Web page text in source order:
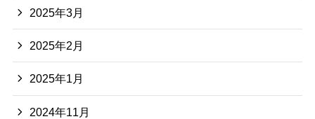
2025年3月
2025年2月
2025年1月
2024年11月